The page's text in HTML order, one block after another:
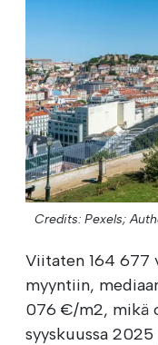
Credits: Pexels;
Viitaten 164 677
myyntiin,
076 €/m2, mikä
syyskuussa 2025